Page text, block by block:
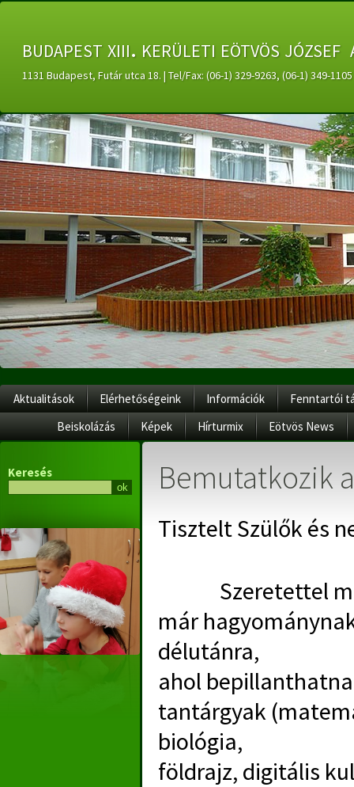
budapest xiii. kerületi eötvös
1131 Budapest, Futár utca 18. | Tel/Fax: (06-1) 329-9263, (06-1) 349-
Aktualitások Elérhetőségeink Információk
Fenntartói
Beiskolázás
Képek Hírturmix Eötvös News
Keresés Bemutatkozik
Tisztelt Szülők és
Szeretettel
már
délutánra,
ahol
tantárgyak
biológia,
földrajz, digitális